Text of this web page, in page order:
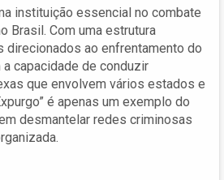
instituição essencial no combate
Brasil. Com uma estrutura
direcionados ao enfrentamento do
capacidade de conduzir
que envolvem vários estados e
é apenas um exemplo do
desmantelar redes criminosas